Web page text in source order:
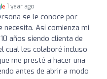
1 year ago
se le conoce por
Así comienza mi
años siendo clienta de
cual les colaboré incluso
me presté a hacer una
antes de abrir a modo